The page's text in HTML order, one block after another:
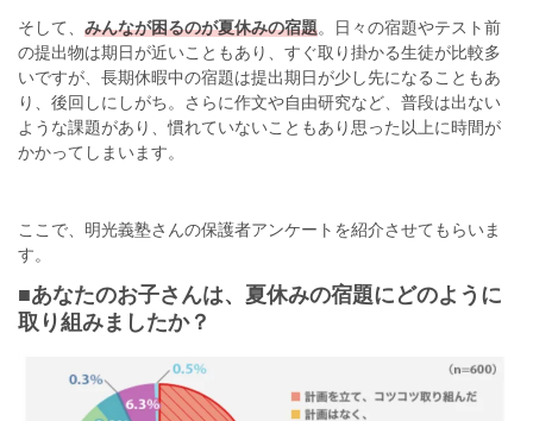
そして、 みんなが困るのが夏休みの宿題。日々の宿題やテスト前
の提出物は期日が近いこともあり、すぐ取り掛かる生徒が比較多
いですが、長期休暇中の宿題は提出期日が少し先になることもあ
り、後回しにしがち。さらに作文や自由研究など、普段は出ない
ような課題があり、慣れていないこともあり思った以上に時間が
かかってしまいます。
ここで、明光義塾さんの保護者アンケートを紹介させてもらいま
す。
■あなたのお子さんは、夏休みの宿題にどのように
取り組みましたか？